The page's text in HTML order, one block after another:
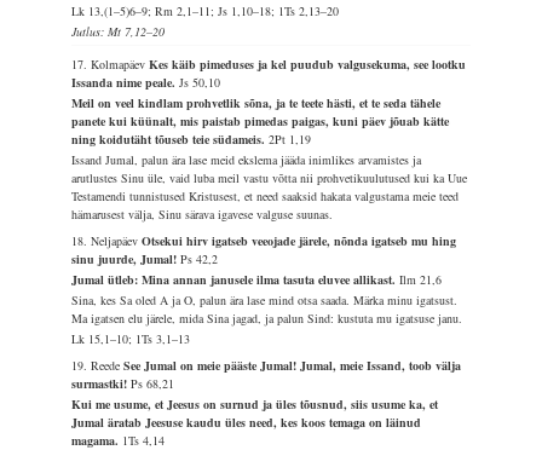
Lk 13,(1–5)6–9; Rm 2,1–11; Js 1,10–18; 1Ts 2,13–20
Jutlus: Mt 7,12–20
17. KolmapäevKes käib pimeduses ja kel puudub valgusekuma, see lootku
Issanda nime peale.Js 50,10
Meil on veel kindlam prohvetlik sõna, ja te teete hästi, et te seda tähele
panete kui küünalt, mis paistab pimedas paigas, kuni päev jõuab kätte
ning koidutäht tõuseb teie südameis.2Pt 1,19
Issand Jumal, palun ära lase meid ekslema jääda inimlikes arvamistes ja
arutlustes Sinu üle, vaid luba meil vastu võtta nii prohvetikuulutused kui ka Uue
Testamendi tunnistused Kristusest, et need saaksid hakata valgustama meie teed
hämarusest välja, Sinu särava igavese valguse suunas.
18. NeljapäevOtsekui hirv igatseb veeojade järele, nõnda igatseb mu hing
sinu juurde, Jumal!Ps 42,2
Jumal ütleb: Mina annan janusele ilma tasuta eluvee allikast.Ilm 21,6
Sina, kes Sa oled A ja O, palun ära lase mind otsa saada. Märka minu igatsust.
Ma igatsen elu järele, mida Sina jagad, ja palun Sind: kustuta mu igatsuse janu.
Lk 15,1–10; 1Ts 3,1–13
19. ReedeSee Jumal on meie pääste Jumal! Jumal, meie Issand, toob välja
surmastki!Ps 68,21
Kui me usume, et Jeesus on surnud ja üles tõusnud, siis usume ka, et
Jumal äratab Jeesuse kaudu üles need, kes koos temaga on läinud
magama. 1Ts 4,14